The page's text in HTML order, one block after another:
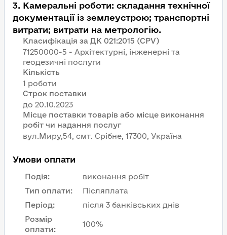
3. Камеральні роботи: складання технічної
документації із землеустрою; транспортні
витрати; витрати на метрологію.
Класифікація за ДК 021:2015 (CPV)
71250000-5 - Архітектурні, інженерні та
геодезичні послуги
Кількість
1 роботи
Строк поставки
Місце поставки товарів або місце виконання
робіт чи надання послуг
вул.Миру,54, смт. Срiбне, 17300, Україна
Умови оплати
Подія:
виконання робіт
Тип оплати:
Післяплата
Період:
після 3 банківських днів
Розмір
оплати:
100%